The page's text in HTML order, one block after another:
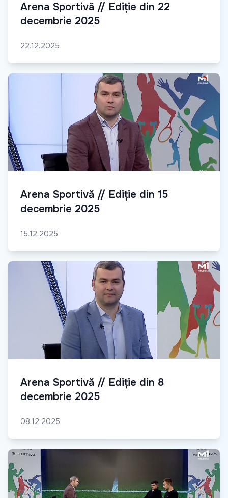
Arena Sportivă // Ediție din 22
decembrie 2025
22.12.2025
Arena Sportivă // Ediție din 15
decembrie 2025
15.12.2025
Arena Sportivă // Ediție din 8
decembrie 2025
08.12.2025